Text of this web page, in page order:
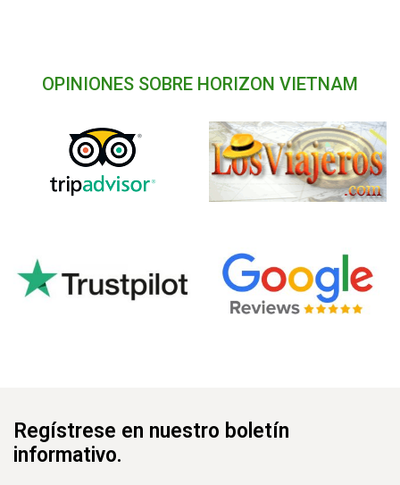
OPINIONES SOBRE HORIZON VIETNAM
Regístrese en nuestro boletín
informativo.